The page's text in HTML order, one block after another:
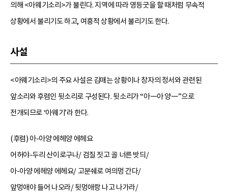
의해 <아웨기소리>가 불린다. 지역에 따라 영등굿을 할 때처럼 무속적
상황에서 불리기도 하고, 여흥적 상황에서 불리기도 한다.
사설
<아웨기소리>의 주요 사설은 김매는 상황이나 창자의 정서와 관련된
앞소리와 후렴인 뒷소리로 구성된다. 뒷소리가 “아―아 양―”으로
전개되므로 ‘아웨기’라 한다.
(후렴) 아-아양 에헤양 에헤요
어허야-두리 산이로구나/ 검질 짓고 골 너른 밧듸/
아-아양 에헤양 에헤요/ 고분쉐로 여의멍 간다/
앞멍애야 들어 나오라/ 뒷멍애랑 나고 나가라/